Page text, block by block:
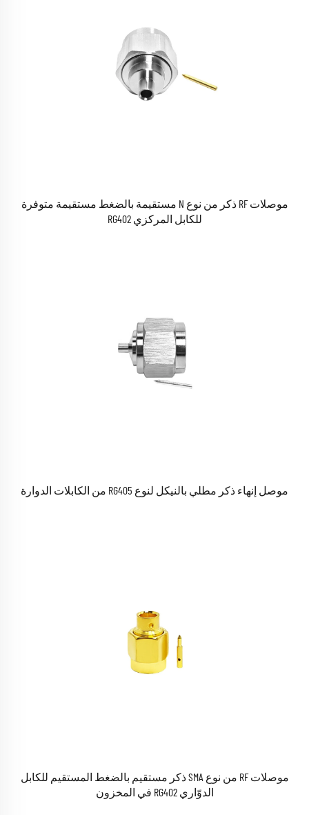
موصلات RF ذكر من نوع N مستقيمة بالضغط مستقيمة متوفرة
للكابل المركزي RG402
موصل إنهاء ذكر مطلي بالنيكل لنوع RG405 من الكابلات الدوارة
موصلات RF من نوع SMA ذكر مستقيم بالضغط المستقيم للكابل
الدوّاري RG402 في المخزون